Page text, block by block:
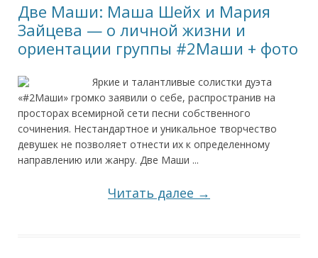
Две Маши: Маша Шейх и Мария
Зайцева — о личной жизни и
ориентации группы #2Маши + фото
Яркие и талантливые солистки дуэта
«#2Маши» громко заявили о себе, распространив на
просторах всемирной сети песни собственного
сочинения. Нестандартное и уникальное творчество
девушек не позволяет отнести их к определенному
направлению или жанру. Две Маши ...
Читать далее →